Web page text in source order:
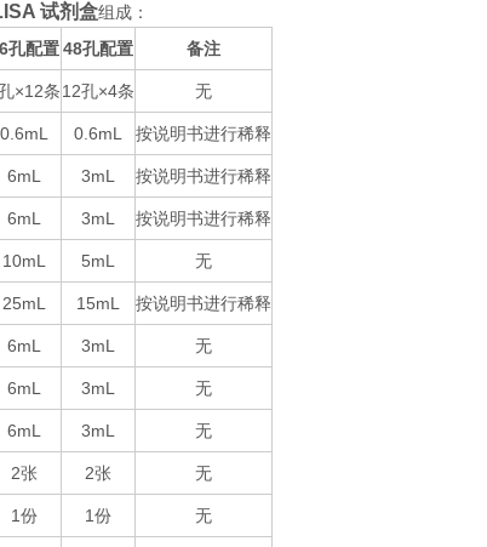
试剂盒组成：
孔配置 48孔配置 备注
×12条 12孔×4条 无
0.6mL 0.6mL 按说明书进行稀释
6mL 3mL 按说明书进行稀释
6mL 3mL 按说明书进行稀释
10mL 5mL 无
25mL 15mL 按说明书进行稀释
6mL 3mL 无
6mL 3mL 无
6mL 3mL 无
2张 2张 无
1 份 1 份 无